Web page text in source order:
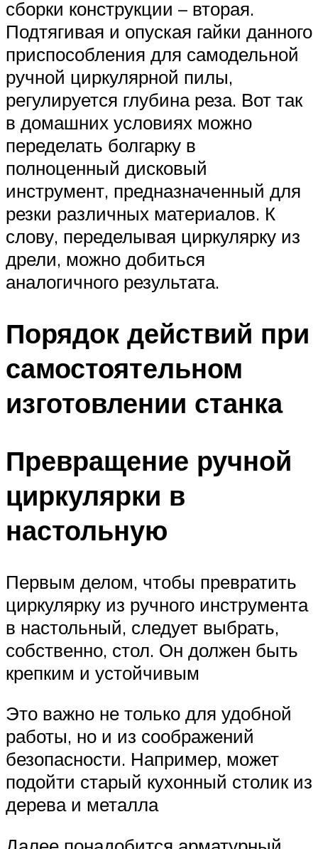
сборки конструкции – вторая.
Подтягивая и опуская гайки данного
приспособления для самодельной
ручной циркулярной пилы,
регулируется глубина реза. Вот так
в домашних условиях можно
переделать болгарку в
полноценный дисковый
инструмент, предназначенный для
резки различных материалов. К
слову, переделывая циркулярку из
дрели, можно добиться
аналогичного результата.
Порядок действий при
самостоятельном
изготовлении станка
Превращение ручной
циркулярки в
настольную
Первым делом, чтобы превратить
циркулярку из ручного инструмента
в настольный, следует выбрать,
собственно, стол. Он должен быть
крепким и устойчивым
Это важно не только для удобной
работы, но и из соображений
безопасности. Например, может
подойти старый кухонный столик из
дерева и металла